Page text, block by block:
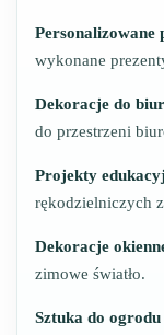
Personalizowane
wykonane
Dekoracje do
do przestrzeni
Projekty
rękodzielniczych
Dekoracje
zimowe światło.
Sztuka do